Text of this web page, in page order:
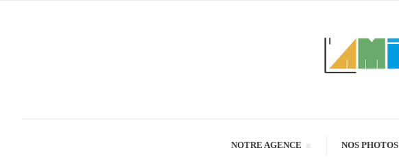
NOTRE AGENCE NOS PHOTOS